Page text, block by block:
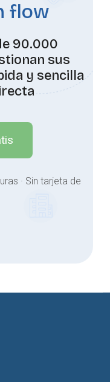
flow
90.000
sus
y sencilla
· Sin tarjeta de